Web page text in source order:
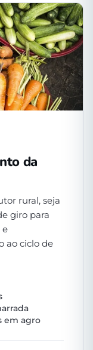
da
rural, seja
giro para
e
ao ciclo de
em agro